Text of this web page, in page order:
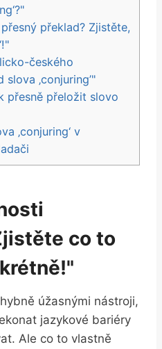
překlad? Zjistěte,
českého
‚conjuring’"
přesně přeložit slovo
‚conjuring‘ v
co to
úžasnými nástroji,
jazykové bariéry
Ale co to vlastně